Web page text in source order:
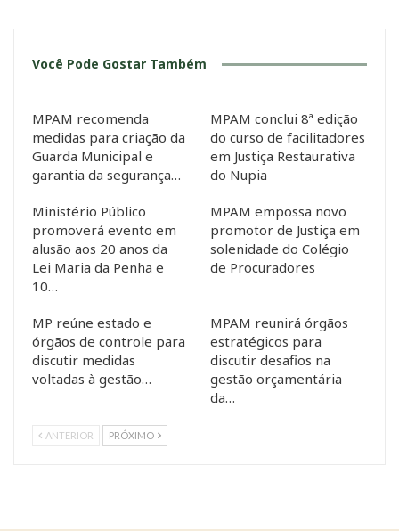
Você Pode Gostar Também
MPAM recomenda
medidas para criação da
Guarda Municipal e
garantia da segurança…
MPAM conclui 8ª edição
do curso de facilitadores
em Justiça Restaurativa
do Nupia
Ministério Público
promoverá evento em
alusão aos 20 anos da
Lei Maria da Penha e
10…
MPAM empossa novo
promotor de Justiça em
solenidade do Colégio
de Procuradores
MP reúne estado e
órgãos de controle para
discutir medidas
voltadas à gestão…
MPAM reunirá órgãos
estratégicos para
discutir desafios na
gestão orçamentária
da…
ANTERIOR PRÓXIMO